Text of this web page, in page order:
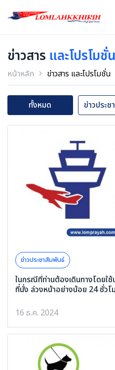
ข่าวสาร และโปรโมชั่น
หน้าหลัก ข่าวสาร และโปรโมชั่น
ทั้งหมด ข่าวประ
ข่าวประชาสัมพันธ์
ในกรณีที่ท่านต้องเดินทางโดยใ
ที่นั่ง ล่วงหน้าอย่างน้อย 24 ชั่วโ
16 ธ.ค. 2024